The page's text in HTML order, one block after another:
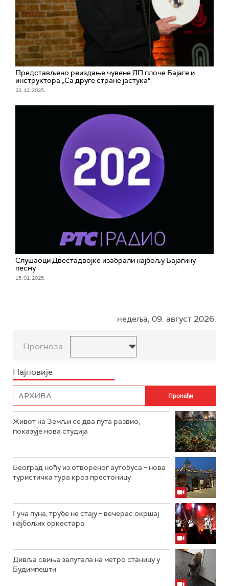
Представљено реиздање чувене ЛП плоче Бајаге и
инструктора „Са друге стране јастука“
23. 12. 2025.
Слушаоци Двестадвојке изабрали најбољу Бајагину
песму
15. 01. 2025.
недеља, 09. август 2026.
Прогноза
Најновије
Живот на Земљи се два пута развио,
показује нова студија
Београд ноћу из отвореног аутобуса – нова
туристичка тура кроз престоницу
Гуча пуна, трубе не стају – вечерас окршај
најбољих оркестара
Дивља свиња залутала на метро станицу у
Будимпешти